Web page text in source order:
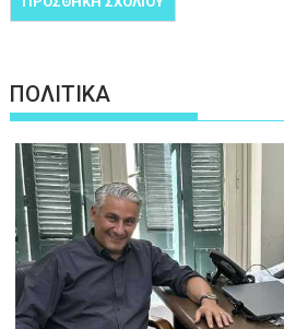
ΠΟΛΙΤΙΚΑ